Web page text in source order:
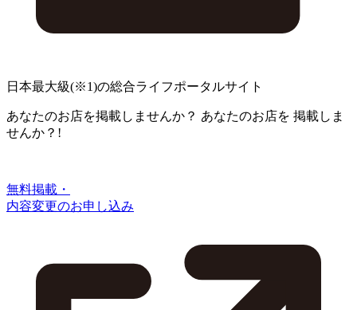
日本最大級(※1)の総合ライフポータルサイト
あなたのお店を掲載しませんか？ あなたのお店を 掲載しま
せんか？!
無料掲載・
内容変更のお申し込み